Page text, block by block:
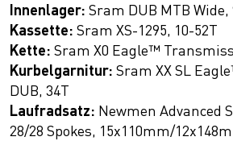
Innenlager: Sram DUB MTB
Kassette: Sram XS-1295, 10-52T
Kette: Sram X0 Eagle™
Kurbelgarnitur: Sram XX SL
DUB, 34T
Laufradsatz: Newmen Advanced
28/28 Spokes, 15x110mm/